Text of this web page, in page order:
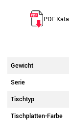
PDF-
Gewicht
Serie
Tischtyp
Tischplatten-Farbe